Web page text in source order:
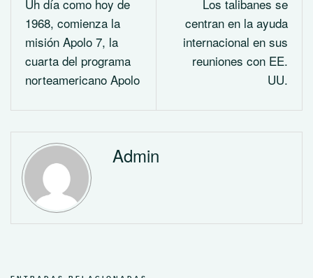
Uh día como hoy de
1968, comienza la
misión Apolo 7, la
cuarta del programa
norteamericano Apolo
Los talibanes se
centran en la ayuda
internacional en sus
reuniones con EE.
UU.
Admin